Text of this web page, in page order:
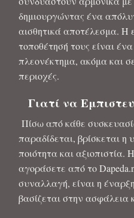
δημιουργώντας ένα
αισθητικά αποτέλεσμα. Η
τοποθέτησή τους είναι
πλεονέκτημα, ακόμα και
περιοχές.
Γιατί να
Πίσω από κάθε
παραδίδεται, βρίσκεται η
ποιότητα και αξιοπιστία.
αγοράσετε από το
συναλλαγή, είναι η
βασίζεται στην ασφάλεια